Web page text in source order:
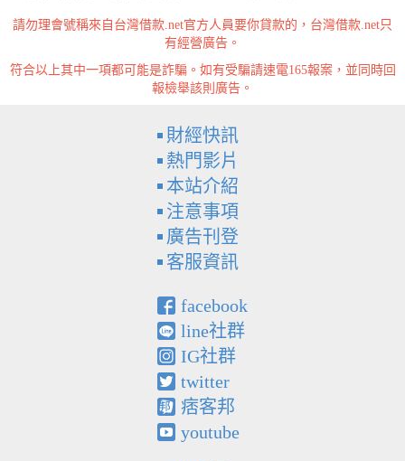
請勿理會號稱來自台灣借款.net官方人員要你貸款的，台灣借款.net只
有經營廣告。
符合以上其中一項都可能是詐騙。如有受騙請速電165報案，並同時回
報檢舉該則廣告。
財經快訊
熱門影片
本站介紹
注意事項
廣告刊登
客服資訊
facebook
line社群
IG社群
twitter
痞客邦
youtube